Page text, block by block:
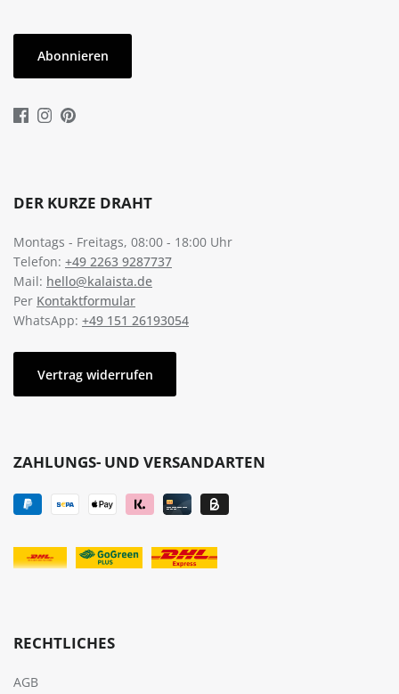
Abonnieren
DER KURZE DRAHT
Montags - Freitags, 08:00 - 18:00 Uhr
Telefon: +49 2263 9287737
Mail: hello@kalaista.de
Per Kontaktformular
WhatsApp: +49 151 26193054
Vertrag widerrufen
ZAHLUNGS- UND VERSANDARTEN
RECHTLICHES
AGB